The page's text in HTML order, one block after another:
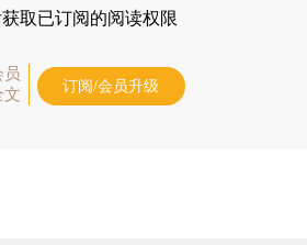
获取已订阅的阅读权限
员
文
订阅/会员升级